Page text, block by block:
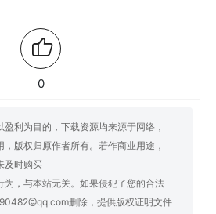
0
盈利为目的，下载资源均来源于网络，
，版权归原作者所有。若作商业用途，
及时购买
为，与本站无关。如果侵犯了您的合法
删除，提供版权证明文件